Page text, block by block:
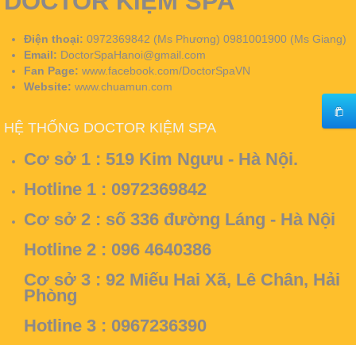
Điện thoại: 0972369842 (Ms Phương) 0981001900 (Ms Giang)
Email: DoctorSpaHanoi@gmail.com
Fan Page: www.facebook.com/DoctorSpaVN
Website: www.chuamun.com
HỆ THỐNG DOCTOR KIỆM SPA
Cơ sở 1 : 519 Kim Ngưu - Hà Nội.
Hotline 1 : 0972369842
Cơ sở 2 : số 336 đường Láng - Hà Nội
Hotline 2 : 096 4640386
Cơ sở 3 : 92 Miếu Hai Xã, Lê Chân, Hải
Phòng
Hotline 3 : 0967236390